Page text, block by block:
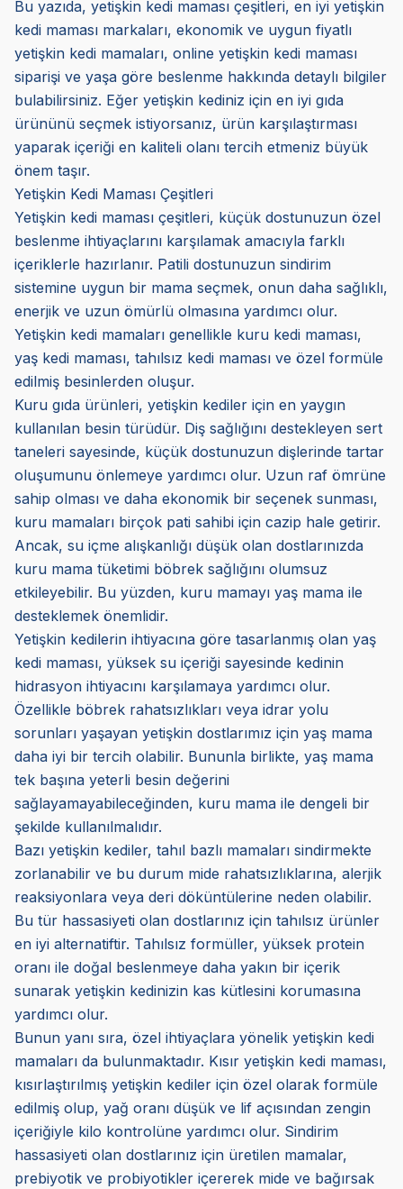
Bu yazıda, yetişkin kedi maması çeşitleri, en iyi yetişkin
kedi maması markaları, ekonomik ve uygun fiyatlı
yetişkin kedi mamaları, online yetişkin kedi maması
siparişi ve yaşa göre beslenme hakkında detaylı bilgiler
bulabilirsiniz. Eğer yetişkin kediniz için en iyi gıda
ürününü seçmek istiyorsanız, ürün karşılaştırması
yaparak içeriği en kaliteli olanı tercih etmeniz büyük
önem taşır.
Yetişkin Kedi Maması Çeşitleri
Yetişkin kedi maması çeşitleri, küçük dostunuzun özel
beslenme ihtiyaçlarını karşılamak amacıyla farklı
içeriklerle hazırlanır. Patili dostunuzun sindirim
sistemine uygun bir mama seçmek, onun daha sağlıklı,
enerjik ve uzun ömürlü olmasına yardımcı olur.
Yetişkin kedi mamaları genellikle kuru kedi maması,
yaş kedi maması, tahılsız kedi maması ve özel formüle
edilmiş besinlerden oluşur.
Kuru gıda ürünleri, yetişkin kediler için en yaygın
kullanılan besin türüdür. Diş sağlığını destekleyen sert
taneleri sayesinde, küçük dostunuzun dişlerinde tartar
oluşumunu önlemeye yardımcı olur. Uzun raf ömrüne
sahip olması ve daha ekonomik bir seçenek sunması,
kuru mamaları birçok pati sahibi için cazip hale getirir.
Ancak, su içme alışkanlığı düşük olan dostlarınızda
kuru mama tüketimi böbrek sağlığını olumsuz
etkileyebilir. Bu yüzden, kuru mamayı yaş mama ile
desteklemek önemlidir.
Yetişkin kedilerin ihtiyacına göre tasarlanmış olan yaş
kedi maması, yüksek su içeriği sayesinde kedinin
hidrasyon ihtiyacını karşılamaya yardımcı olur.
Özellikle böbrek rahatsızlıkları veya idrar yolu
sorunları yaşayan yetişkin dostlarımız için yaş mama
daha iyi bir tercih olabilir. Bununla birlikte, yaş mama
tek başına yeterli besin değerini
sağlayamayabileceğinden, kuru mama ile dengeli bir
şekilde kullanılmalıdır.
Bazı yetişkin kediler, tahıl bazlı mamaları sindirmekte
zorlanabilir ve bu durum mide rahatsızlıklarına, alerjik
reaksiyonlara veya deri döküntülerine neden olabilir.
Bu tür hassasiyeti olan dostlarınız için tahılsız ürünler
en iyi alternatiftir. Tahılsız formüller, yüksek protein
oranı ile doğal beslenmeye daha yakın bir içerik
sunarak yetişkin kedinizin kas kütlesini korumasına
yardımcı olur.
Bunun yanı sıra, özel ihtiyaçlara yönelik yetişkin kedi
mamaları da bulunmaktadır. Kısır yetişkin kedi maması,
kısırlaştırılmış yetişkin kediler için özel olarak formüle
edilmiş olup, yağ oranı düşük ve lif açısından zengin
içeriğiyle kilo kontrolüne yardımcı olur. Sindirim
hassasiyeti olan dostlarınız için üretilen mamalar,
prebiyotik ve probiyotikler içererek mide ve bağırsak